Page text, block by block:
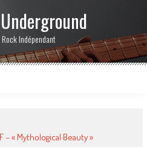
Indépendant
– « Mythological Beauty »